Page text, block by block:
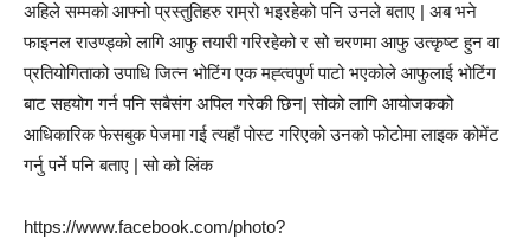
अहिले सम्मको आफ्नो प्रस्तुतिहरु राम्रो भइरहेको पनि उनले बताए | अब भने
फाइनल राउण्ड्को लागि आफु तयारी गरिरहेको र सो चरणमा आफु उत्कृष्ट हुन वा
प्रतियोगिताको उपाधि जित्न भोटिंग एक मह्त्वपुर्ण पाटो भएकोले आफुलाई भोटिंग
बाट सहयोग गर्न पनि सबैसंग अपिल गरेकी छिन| सोको लागि आयोजकको
आधिकारिक फेसबुक पेजमा गई त्यहाँ पोस्ट गरिएको उनको फोटोमा लाइक कोमेंट
गर्नु पर्ने पनि बताए | सो को लिंक
https://www.facebook.com/photo?